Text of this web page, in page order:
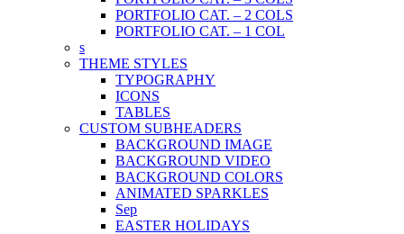
PORTFOLIO CAT. – 2 COLS
PORTFOLIO CAT. – 1 COL
s
THEME STYLES
TYPOGRAPHY
ICONS
TABLES
CUSTOM SUBHEADERS
BACKGROUND IMAGE
BACKGROUND VIDEO
BACKGROUND COLORS
ANIMATED SPARKLES
Sep
EASTER HOLIDAYS